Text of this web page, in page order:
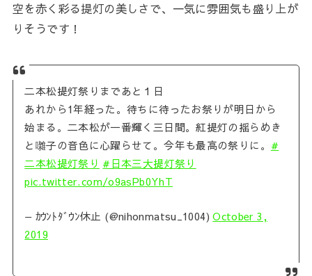
空を赤く彩る提灯の美しさで、一気に雰囲気も盛り上が
りそうです！
二本松提灯祭りまであと１日
あれから1年経った。待ちに待ったお祭りが明日から
始まる。二本松が一番輝く三日間。紅提灯の揺らめき
と囃子の音色に心躍らせて。今年も最高の祭りに。 #
二本松提灯祭り #日本三大提灯祭り
pic.twitter.com/o9asPb0YhT
— ｶｳﾝﾄﾀﾞｳﾝ休止 (@nihonmatsu_1004)October 3,
2019